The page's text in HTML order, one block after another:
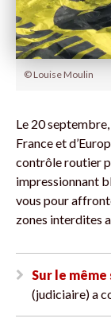
© Louise Moulin
Le 20
France et
contrôle routier
impressionnant
vous pour
zones interdites
Sur le même
(judiciaire) a